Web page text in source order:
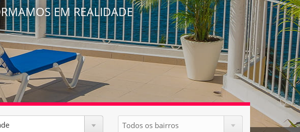
EM REALIDADE